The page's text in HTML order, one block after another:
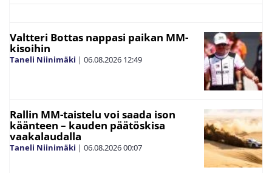
Valtteri Bottas nappasi paikan MM-
kisoihin
Taneli Niinimäki | 06.08.2026 12:49
Rallin MM-taistelu voi saada ison
käänteen – kauden päätöskisa
vaakalaudalla
Taneli Niinimäki | 06.08.202600:07